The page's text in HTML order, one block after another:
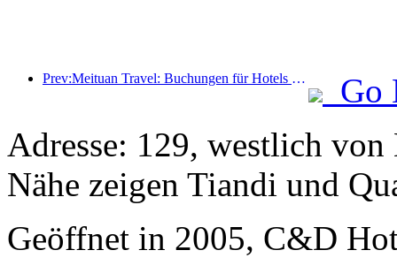
Prev:Meituan Travel: Buchungen für Hotels mit hohen Sternen in Landkreisen während des Drachenbootfestes sind heiß, wobei Familien mit Kindern die Hauptkraft sind
Go
Adresse: 129, westlich
Nähe zeigen Tiandi und
Geöffnet in 2005, C&D